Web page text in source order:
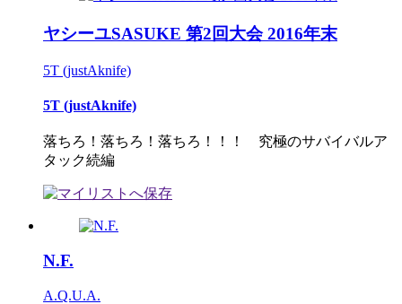
ヤシーユSASUKE 第2回大会 2016年末
5T (justAknife)
5T (justAknife)
落ちろ！落ちろ！落ちろ！！！ 究極のサバイバルア
タック続編
N.F.
A.Q.U.A.